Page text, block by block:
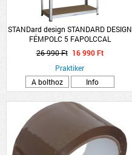
STANDard design STANDARD DESIGN
FÉMPOLC 5 FAPOLCCAL
HORGANYZOTT TEHERB:175
KG/POLC, ÖSSZTB: 875 KG
180X90X45 CM
26 990 Ft 16 990 Ft
Praktiker
A bolthoz
Info